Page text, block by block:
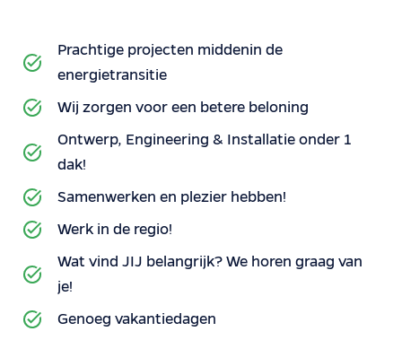
Prachtige projecten middenin de
energietransitie
Wij zorgen voor een betere beloning
Ontwerp, Engineering & Installatie onder 1
dak!
Samenwerken en plezier hebben!
Werk in de regio!
Wat vind JIJ belangrijk? We horen graag van
je!
Genoeg vakantiedagen